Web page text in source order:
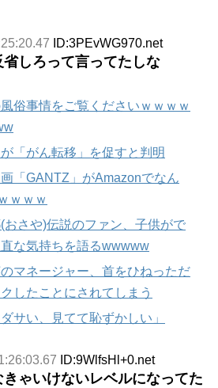
ID:3PEvWG970.net
しろって言ってたしな
風俗事情をご覧くださいｗｗｗｗ
が「がん転移」を促すと判明
画「GANTZ」がAmazonでなん
ｗｗｗ
(おさや)伝説のファン、子供がで
な気持ちを語るwwwww
のマネージャー、首をひねっただ
したことにされてしまう
サい、見てて恥ずかしい」
ID:9WlfsHl+0.net
ゃいけないレベルになってた